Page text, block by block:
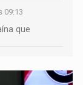
09:13
que